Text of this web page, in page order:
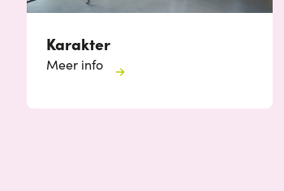
Karakter
Meer info